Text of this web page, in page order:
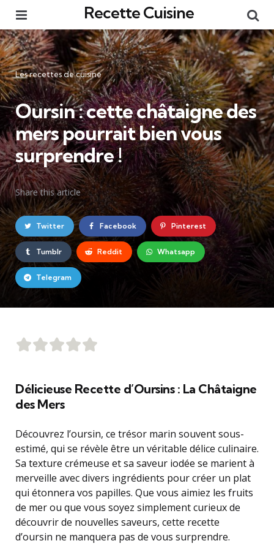
Recette Cuisine
Catégories
Les recettes de cuisine
Oursin : cette châtaigne des
mers pourrait bien vous
surprendre !
Share this article
Twitter Facebook Pinterest
Tumblr Reddit Whatsapp
Telegram
Délicieuse Recette d’Oursins : La Châtaigne
des Mers
Découvrez l’oursin, ce trésor marin souvent sous-
estimé, qui se révèle être un véritable délice culinaire.
Sa texture crémeuse et sa saveur iodée se marient à
merveille avec divers ingrédients pour créer un plat
qui étonnera vos papilles. Que vous aimiez les fruits
de mer ou que vous soyez simplement curieux de
découvrir de nouvelles saveurs, cette recette
d’oursin ne manquera pas de vous surprendre.